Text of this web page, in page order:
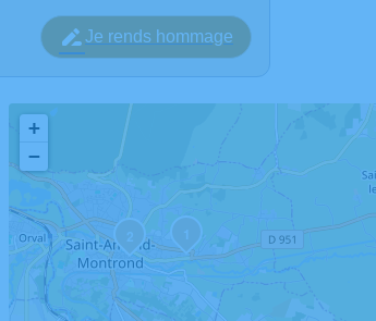
Je rends hommage
1
2
+
−